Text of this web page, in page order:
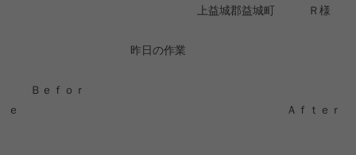
上益城郡益城町 Ｒ様
昨日の作業
Ｂｅｆｏｒ
ｅ Ａｆｔｅｒ